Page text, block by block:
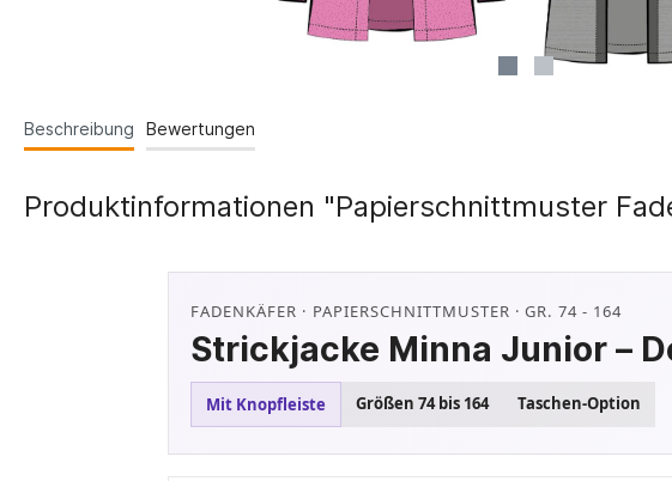
Beschreibung Bewertungen
Produktinformationen "Papierschnittmuster
FADENKÄFER · PAPIERSCHNITTMUSTER · GR. 74 - 164
Strickjacke Minna Junior –
Mit Knopfleiste Größen 74 bis 164 Taschen-Option